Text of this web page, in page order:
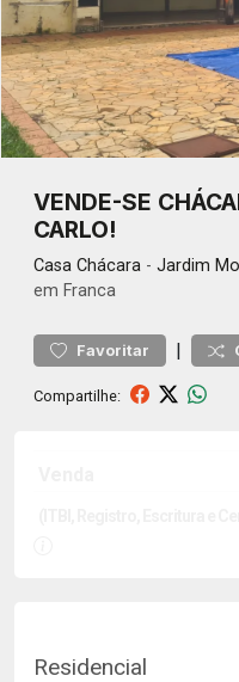
VENDE-SE
CARLO!
Casa Chácara - Jardim
em Franca
Favoritar |
Compartilhe:
Residencial